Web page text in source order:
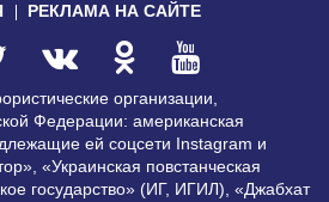
РЕКЛАМА НА САЙТЕ
организации,
Федерации: американская
ей соцсети Instagram и
«Украинская повстанческая
государство» (ИГ, ИГИЛ), «Джабхат